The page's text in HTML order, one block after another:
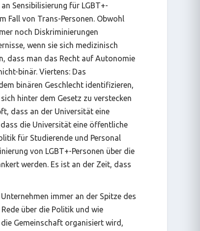
Sensibilisierung für LGBT+-
Fall von Trans-Personen. Obwohl
noch Diskriminierungen
wenn sie sich medizinisch
dass man das Recht auf Autonomie
binär. Viertens: Das
binären Geschlecht identifizieren,
hinter dem Gesetz zu verstecken
dass an der Universität eine
die Universität eine öffentliche
für Studierende und Personal
von LGBT+-Personen über die
werden. Es ist an der Zeit, dass
immer an der Spitze des
über die Politik und wie
Gemeinschaft organisiert wird,